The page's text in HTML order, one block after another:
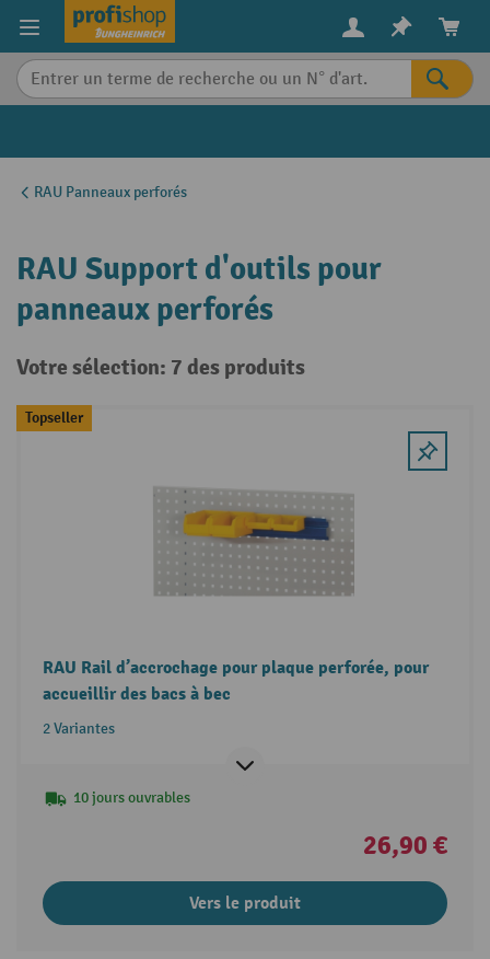
content
RAU Panneaux perforés
RAU Support d'outils pour
panneaux perforés
Votre sélection: 7 des produits
Topseller
RAU Rail d’accrochage pour plaque perforée, pour
accueillir des bacs à bec
2 Variantes
10 jours ouvrables
26,90 €
Vers le produit